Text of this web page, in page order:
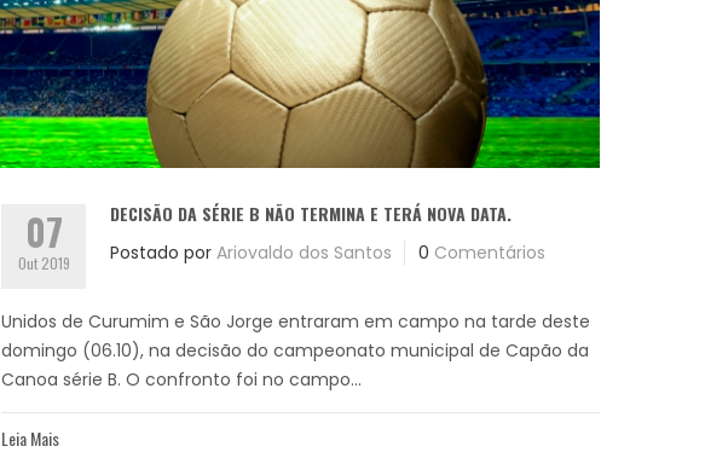
07
Out 2019
DECISÃO DA SÉRIE B NÃO TERMINA E TERÁ NOVA DATA.
Postado por Ariovaldo dos Santos 0 Comentários
Unidos de Curumim e São Jorge entraram em campo na tarde deste
domingo (06.10), na decisão do campeonato municipal de Capão da
Canoa série B. O confronto foi no campo...
Leia Mais